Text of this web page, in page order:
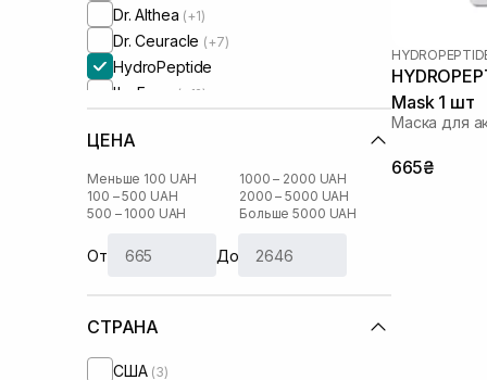
Dr. Althea (+1)
Dr. Ceuracle (+7)
HydroPeptide
I'm From
(+12)
Instytutum
Js Derma(+1)
Lalarecipe
Manyo Factory (+5)
Medicube
Needly
Patchology
ЦЕНА
Меньше 100 UAH
100 – 500 UAH
500 – 1000 UAH
1000 – 2000 UAH
2000 – 5000 UAH
Больше 5000 UAH
От До
СТРАНА
США (3)
Mask 1 шт
Маска для
665₴